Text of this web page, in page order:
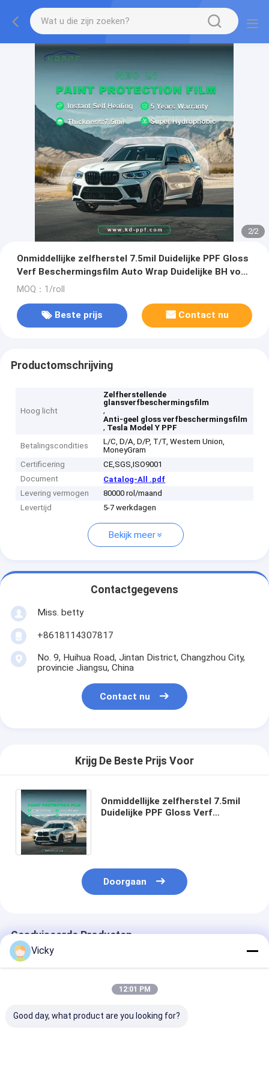
2/2
Onmiddellijke zelfherstel 7.5mil Duidelijke PPF Gloss
Verf Beschermingsfilm Auto Wrap Duidelijke BH voor
auto
MOQ：1/roll
Beste prijs Contact nu
Productomschrijving
Hoog licht
Zelfherstellende
glansverfbeschermingsfilm
,
Anti-geel gloss verfbeschermingsfilm
, Tesla Model Y PPF
Betalingscondities
L/C, D/A, D/P, T/T, Western Union,
MoneyGram
Certificering
CE,SGS,ISO9001
Document
Catalog-All .pdf
Levering vermogen
80000 rol/maand
Levertijd
5-7 werkdagen
Bekijk meer
Contactgegevens
Miss. betty
+8618114307817
No. 9, Huihua Road, Jintan District, Changzhou City,
provincie Jiangsu, China
Contact nu
Krijg De Beste Prijs Voor
Onmiddellijke zelfherstel 7.5mil
Duidelijke PPF Gloss Verf
Doorgaan
Geadviseerde Producten
Vicky
12:01 PM
Good day, what product are you looking for?